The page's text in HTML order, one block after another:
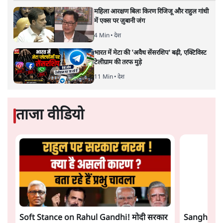
अगली खबर लोड हो रही है...
ताजा खबरें
6 Min •देश
"40 करोड़ युवाओं की ताकत!" Prayagraj में
Rahul Gandhi ने क्यों कही दर्द, डाटा, दौलत की
बात?
1 Min उत्तर प्रदेश
'Chhatron Ki Goonj' Political War! Ajay
Rai, Tarun Chugh & Shatrughan on